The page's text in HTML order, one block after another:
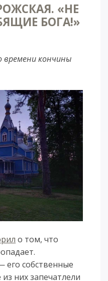
«НЕ
БОГА!»
времени кончины
о том, что
собственные
них запечатлели